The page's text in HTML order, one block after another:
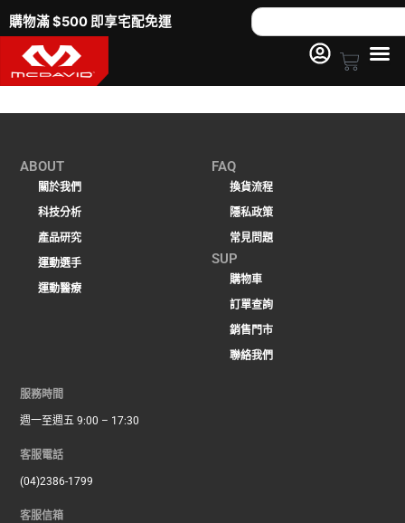
至
要
容
購物滿 $500 即享宅配免運 Search
Cart
ABOUT
關於我們
科技分析
產品研究
運動選手
運動醫療
FAQ
換貨流程
隱私政策
常見問題
SUP
購物車
訂單查詢
銷售門市
聯絡我們
服務時間
週一至週五 9:00 – 17:30
客服電話
(04)2386-1799
客服信箱